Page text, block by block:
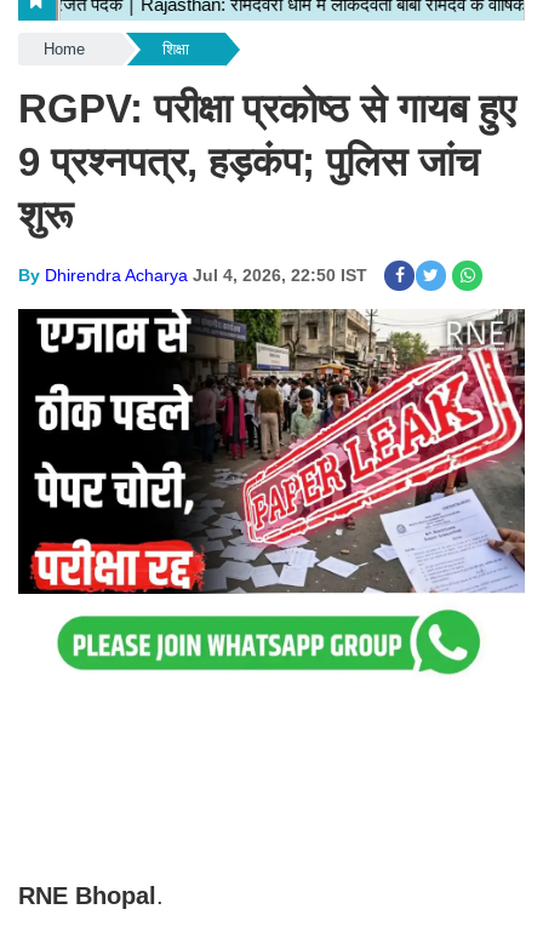
Home शिक्षा
RGPV: परीक्षा प्रकोष्ठ से गायब हुए
9 प्रश्नपत्र, हड़कंप; पुलिस जांच
शुरू
By Dhirendra Acharya Jul 4, 2026, 22:50 IST
RNE Bhopal.